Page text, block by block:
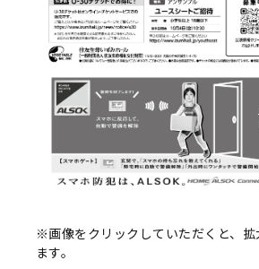
※画像をクリックしていただくと、
ます。